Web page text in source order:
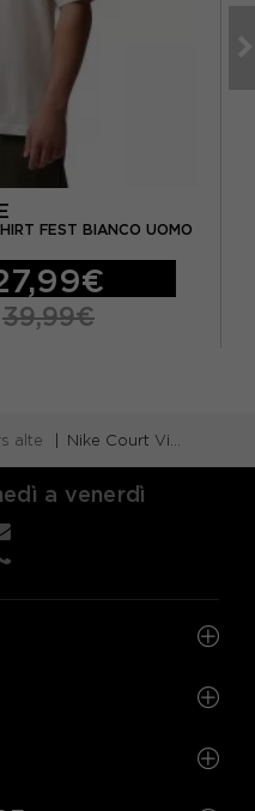
FEST BIANCO UOMO
39,99€
alte Nike Court Vision Mid Winter Nero Bianco - Sneakers Uomo
a venerdì